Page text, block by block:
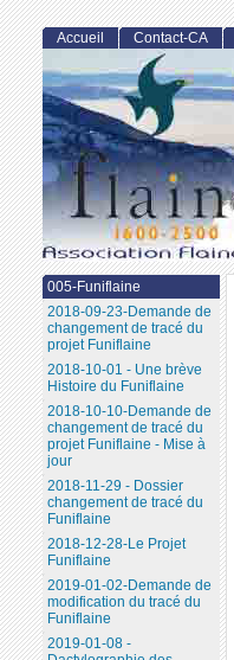
Accueil Contact-CA
005-Funiflaine
2018-09-23-Demande de
changement de tracé du
projet Funiflaine
2018-10-01 - Une brève
Histoire du Funiflaine
2018-10-10-Demande de
changement de tracé du
projet Funiflaine - Mise à
jour
2018-11-29 - Dossier
changement de tracé du
Funiflaine
2018-12-28-Le Projet
Funiflaine
2019-01-02-Demande de
modification du tracé du
Funiflaine
2019-01-08 -